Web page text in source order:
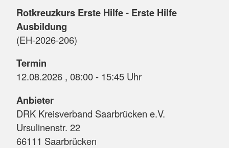
Rotkreuzkurs Erste Hilfe - Erste Hilfe
Ausbildung
(EH-2026-206)
Termin
12.08.2026 , 08:00 - 15:45 Uhr
Anbieter
DRK Kreisverband Saarbrücken e.V.
Ursulinenstr. 22
66111 Saarbrücken